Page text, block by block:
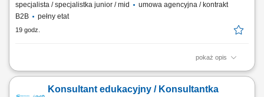
specjalista / specjalistka junior / mid
umowa agencyjna / kontrakt
B2B
pełny etat
19 godz.
pokaż opis
Zakres obowiązków: Budowanie i rozwijanie relacji z klientami; Analiza
Prowadzenie spotkań online i stacjonarnych; Rozwijanie własnego
Konsultant edukacyjny / Konsultantka